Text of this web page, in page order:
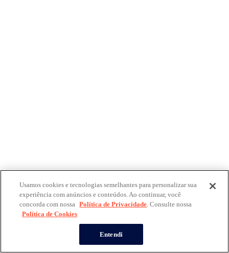
Usamos cookies e tecnologias semelhantes para personalizar sua
experiência com anúncios e conteúdos. Ao continuar, você
concorda com nossa Política de Privacidade. Consulte nossa
Política de Cookies
Entendi